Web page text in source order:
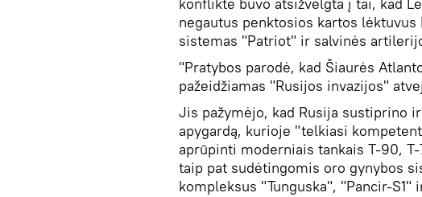
negautus penktosios kartos
sistemas "Patriot" ir salvinės
"Pratybos parodė, kad Šiaurės
pažeidžiamas "Rusijos invazijos"
Jis pažymėjo, kad Rusija sustiprino
apygardą, kurioje "telkiasi
aprūpinti moderniais tankais T-90,
taip pat sudėtingomis oro gynybos
kompleksus "Tunguska", "Pancir-S1"